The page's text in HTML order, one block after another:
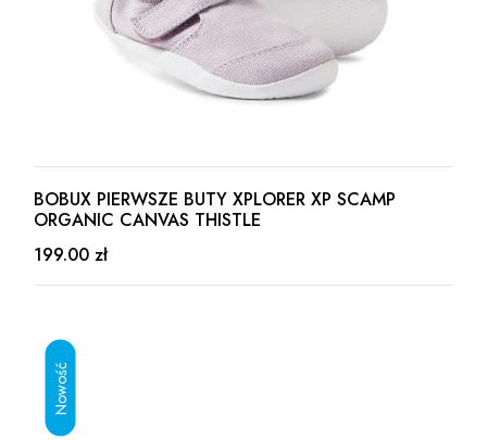
BOBUX PIERWSZE BUTY XPLORER XP SCAMP
ORGANIC CANVAS THISTLE
199.00 zł